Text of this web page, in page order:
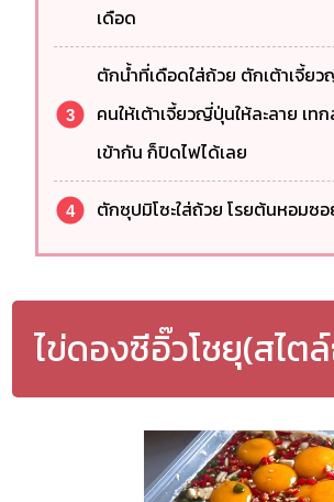
เดือด
ตักน้ำที่เดือดใส่ถ้วย ตักเต้าเจี้ย
คนให้เต้าเจี้ยวญี่ปุ่นให้ละลาย เ
เข้ากัน ก็ปิดไฟได้เลย
ตักซุปมิโซะใส่ถ้วย โรยต้นหอมซอ
ไข่ดองซีอิ๊วโชยุ(สไ